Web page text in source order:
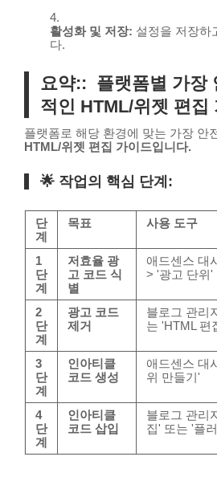
활성화 및 저장: 설정을 저장하
다.
요약:: 플랫폼별 가장
적인 HTML/위젯 편집
플랫폼로 해당 환경에 맞는 가장 안
HTML/위젯 편집 가이드입니다.
🌟 작업의 핵심 단계:
단
계
목표 사용 도구
1
단
계
저효율 광
고 코드 식
별
애드센스 대
> '광고 단위'
2
단
계
광고 코드
제거
블로그 관리
는 'HTML 편
3
단
계
인아티클
코드 생성
애드센스 대
위 만들기'
4
단
계
인아티클
코드 삽입
블로그 관리
집' 또는 '플